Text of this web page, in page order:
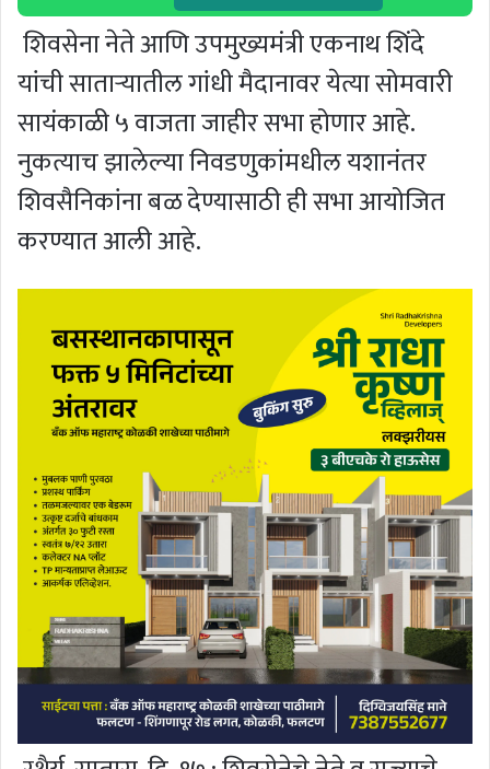
शिवसेना नेते आणि उपमुख्यमंत्री एकनाथ शिंदे
यांची साताऱ्यातील गांधी मैदानावर येत्या सोमवारी
सायंकाळी ५ वाजता जाहीर सभा होणार आहे.
नुकत्याच झालेल्या निवडणुकांमधील यशानंतर
शिवसैनिकांना बळ देण्यासाठी ही सभा आयोजित
करण्यात आली आहे.